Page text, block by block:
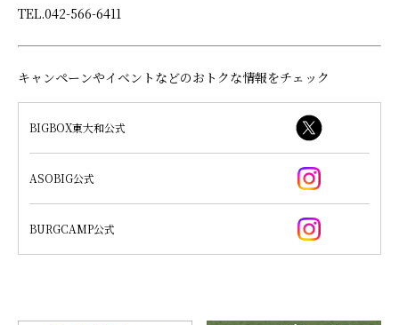
TEL.042-566-6411
キャンペーンやイベントなどのおトクな情報をチェック
BIGBOX東大和公式
ASOBIG公式
BURGCAMP公式